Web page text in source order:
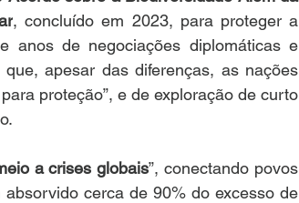
, concluído em 2023, para proteger a
anos de negociações diplomáticas e
apesar das diferenças, as nações
proteção”, e de exploração de curto
a crises globais”, conectando povos
cerca de 90% do excesso de